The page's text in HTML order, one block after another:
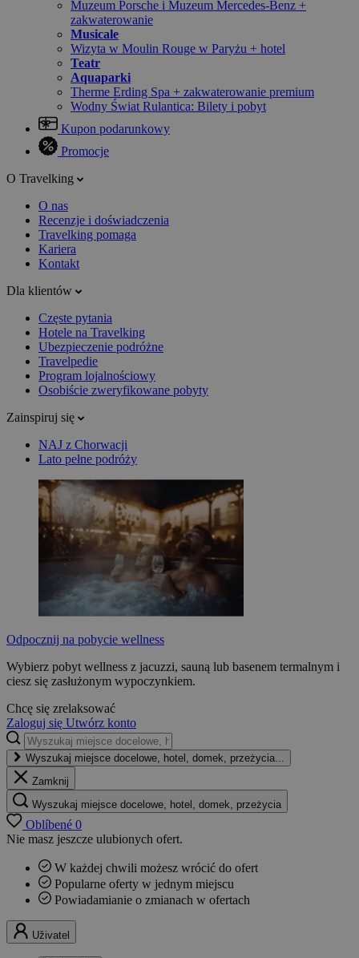
Muzeum Porsche i Muzeum Mercedes-Benz +
zakwaterowanie
Musicale
Wizyta w Moulin Rouge w Paryżu + hotel
Teatr
Aquaparki
Therme Erding Spa + zakwaterowanie premium
Wodny Świat Rulantica: Bilety i pobyt
Kupon podarunkowy
Promocje
O Travelking
O nas
Recenzje i doświadczenia
Travelking pomaga
Kariera
Kontakt
Dla klientów
Częste pytania
Hotele na Travelking
Ubezpieczenie podróżne
Travelpedie
Program lojalnościowy
Osobiście zweryfikowane pobyty
Zainspiruj się
NAJ z Chorwacji
Lato pełne podróży
Odpocznij na pobycie wellness
Wybierz pobyt wellness z jacuzzi, sauną lub basenem termalnym i
ciesz się zasłużonym wypoczynkiem.
Chcę się zrelaksować
Zaloguj się Utwórz konto
Wyszukaj miejsce docelowe, hotel, domek, przeżycia...
Zamknij
Wyszukaj miejsce docelowe, hotel, domek, przeżycia
Oblíbené 0
Nie masz jeszcze ulubionych ofert.
W każdej chwili możesz wrócić do ofert
Popularne oferty w jednym miejscu
Powiadamianie o zmianach w ofertach
Uživatel